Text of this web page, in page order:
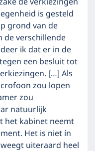
is gesteld
grond van de
de verschillende
ik dat er in de
een besluit tot
[…] Als
zou lopen
zou
natuurlijk
het kabinet neemt
Het is niet ín
uiteraard heel